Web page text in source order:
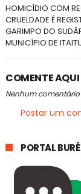
HOMICÍDIO COM
CRUELDADE É
GARIMPO DO
MUNICÍPIO DE
COMENTE AQUI
Nenhum comentário
Postar um
PORTAL